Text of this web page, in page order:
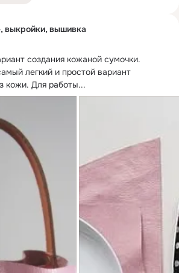
выкройки, вышивка
создания кожаной сумочки.
легкий и простой вариант
кожи. Для работы...